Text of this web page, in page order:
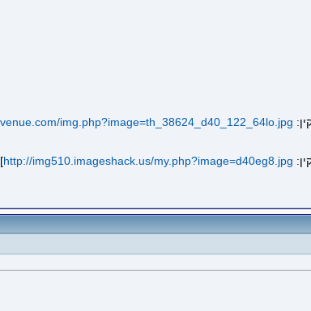
img.php?image=th_38624_d40_122_64lo.jpg
http://img510.imageshack.us/my.php?image=d40eg8.jpg
]